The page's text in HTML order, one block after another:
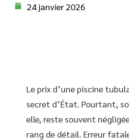
24 janvier 2026
Le prix d’une piscine
secret d’État. Pourtant,
elle, reste souvent
rang de détail. Erreur